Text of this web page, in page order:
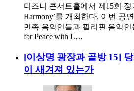
디즈니 콘서트홀에서 제15회 정
Harmony’를 개최한다. 이번 공
민족 음악인들과 필리핀 음악인
for Peace with L…
[이상명 광장과 골방 15]
이 새겨져 있는가